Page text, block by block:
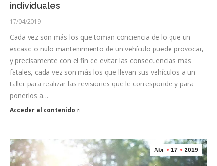
individuales
17/04/2019
Cada vez son más los que toman conciencia de lo que un
escaso o nulo mantenimiento de un vehículo puede provocar,
y precisamente con el fin de evitar las consecuencias más
fatales, cada vez son más los que llevan sus vehículos a un
taller para realizar las revisiones que le corresponde y para
ponerlos a…
Acceder al contenido
Abr 17 2019